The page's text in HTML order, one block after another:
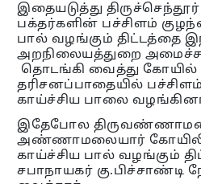
இதையடுத்து
பக்தர்களின் பச்சிளம்
பால் வழங்கும் திட்டத்தை
அறநிலையத்துறை அமைச்சர்
தொடங்கி வைத்து கோயில்
தரிசனப்பாதையில்
காய்ச்சிய பாலை
இதேபோல
அண்ணாமலையார்
காய்ச்சிய பால் வழங்கும்
சபாநாயகர் கு.பிச்சாண்டி